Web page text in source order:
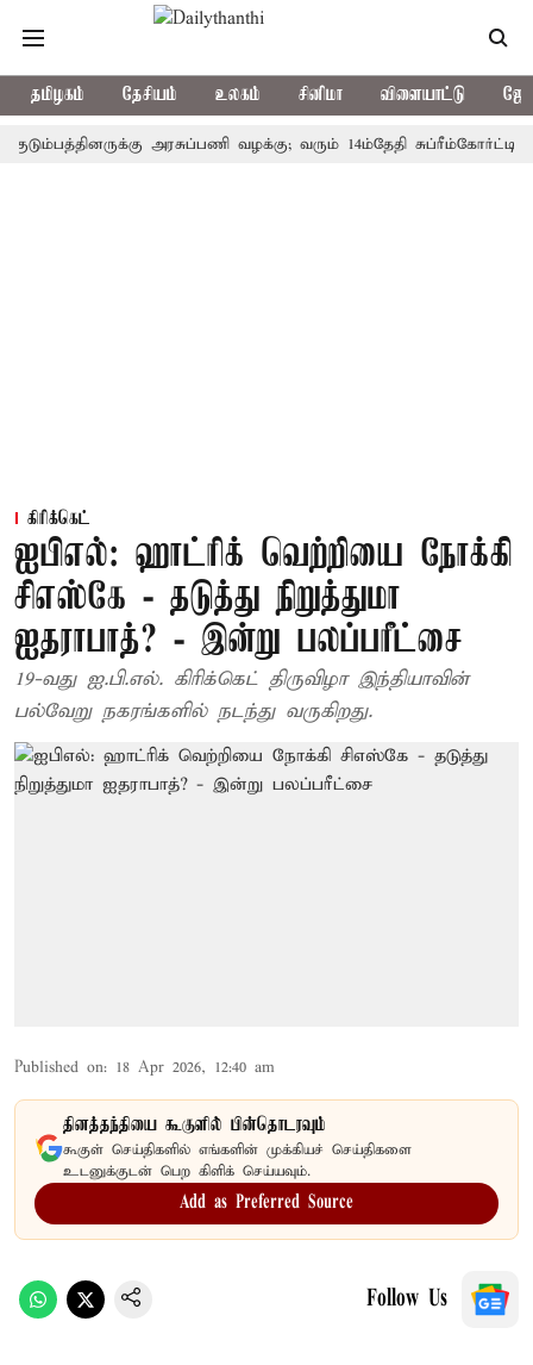
தமிழகம் தேசியம் உலகம் சினிமா விளையாட்டு
அரசுப்பணி வழக்கு; வரும் 14ம்தேதி சுப்ரீம்கோர்ட்டில்
கிரிக்கெட்
ஐபிஎல்: ஹாட்ரிக் வெற்றியை நோக்கி
சிஎஸ்கே - தடுத்து நிறுத்துமா
ஐதராபாத்? - இன்று பலப்பரீட்சை
19-வது ஐ.பி.எல். கிரிக்கெட் திருவிழா இந்தியாவின்
பல்வேறு நகரங்களில் நடந்து வருகிறது.
Published on: 18 Apr 2026, 12:40 am
தினத்தந்தியை கூகுளில் பின்தொடரவும்
கூகுள் செய்திகளில் எங்களின் முக்கியச் செய்திகளை
உடனுக்குடன் பெற கிளிக் செய்யவும்.
Add as Preferred Source
Follow Us